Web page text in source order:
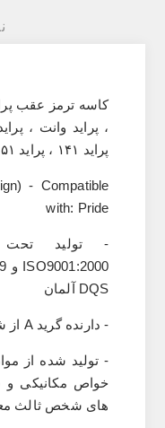
کاسه ترمز عقب
پراید ۱۴۱ ، پراید ۱۵۱ ، پراید SE و پراید EX
- Compatible
with: Pride
- تولید تحت
ISO9001:2000 و
DQS آلمان
- دارنده گریدA از
- تولید شده از
خواص مکانیکی و
های شخص ثالث